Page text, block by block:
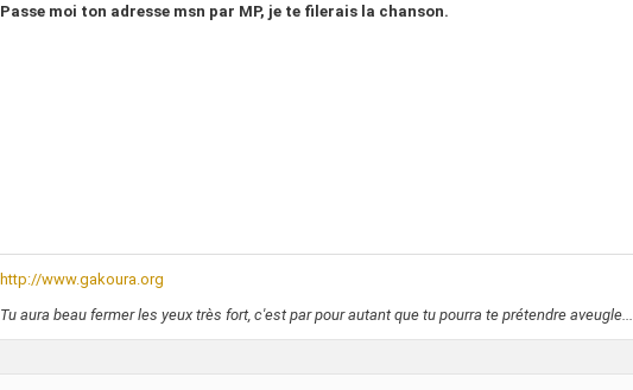
Passe moi ton adresse msn par MP, je te filerais la chanson.
http://www.gakoura.org
Tu aura beau fermer les yeux très fort, c'est par pour autant que tu pourra te prétendre aveugle...